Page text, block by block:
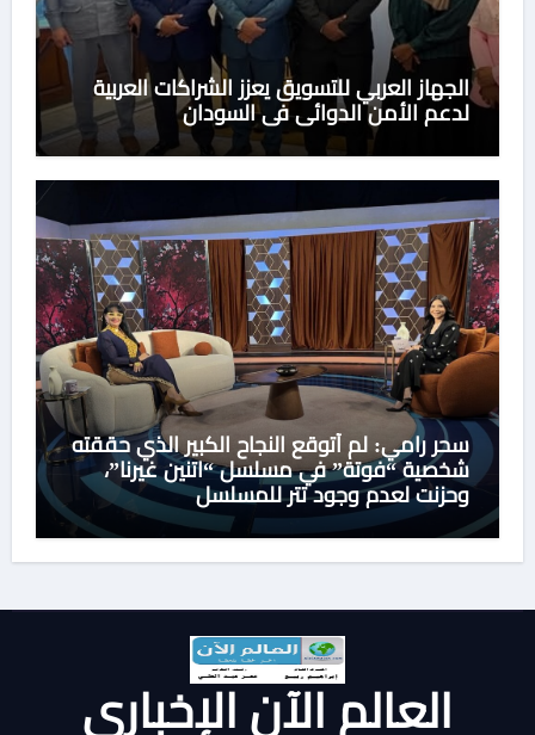
الجهاز العربي للتسويق يعزز الشراكات العربية
لدعم الأمن الدوائي في السودان
سحر رامي: لم أتوقع النجاح الكبير الذي حققته
شخصية “فوتة” في مسلسل “اتنين غيرنا”،
وحزنت لعدم وجود تتر للمسلسل
العالم الآن الإخباري